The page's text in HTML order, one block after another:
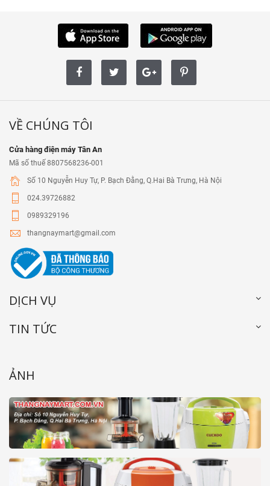
VỀ CHÚNG TÔI
Cửa hàng điện máy Tân An
Mã số thuế 8807568236-001
Số 10 Nguyễn Huy Tự, P. Bạch Đằng, Q.Hai Bà Trưng, Hà Nội
024.39726882
0989329196
thangnaymart@gmail.com
DỊCH VỤ
TIN TỨC
ẢNH